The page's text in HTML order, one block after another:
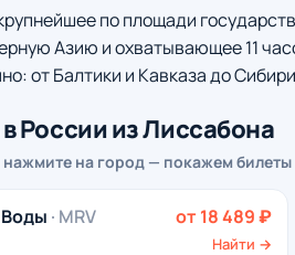
по площади
Азию и охватывающее 11
от Балтики и Кавказа до
России из Лиссабона
на город — покажем билеты
· MRV от 18 489 ₽
Найти →